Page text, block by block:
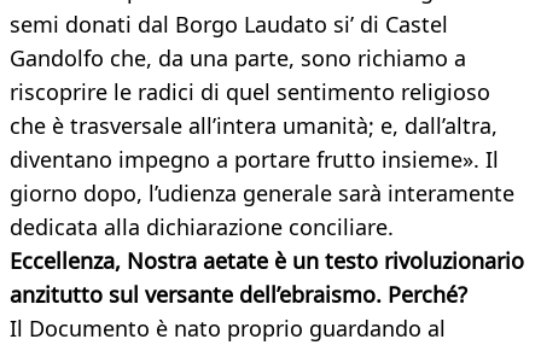
semi donati dal Borgo Laudato si’ di Castel
Gandolfo che, da una parte, sono richiamo a
riscoprire le radici di quel sentimento religioso
che è trasversale all’intera umanità; e, dall’altra,
diventano impegno a portare frutto insieme». Il
giorno dopo, l’udienza generale sarà interamente
dedicata alla dichiarazione conciliare.
Eccellenza, Nostra aetate è un testo rivoluzionario
anzitutto sul versante dell’ebraismo. Perché?
Il Documento è nato proprio guardando al